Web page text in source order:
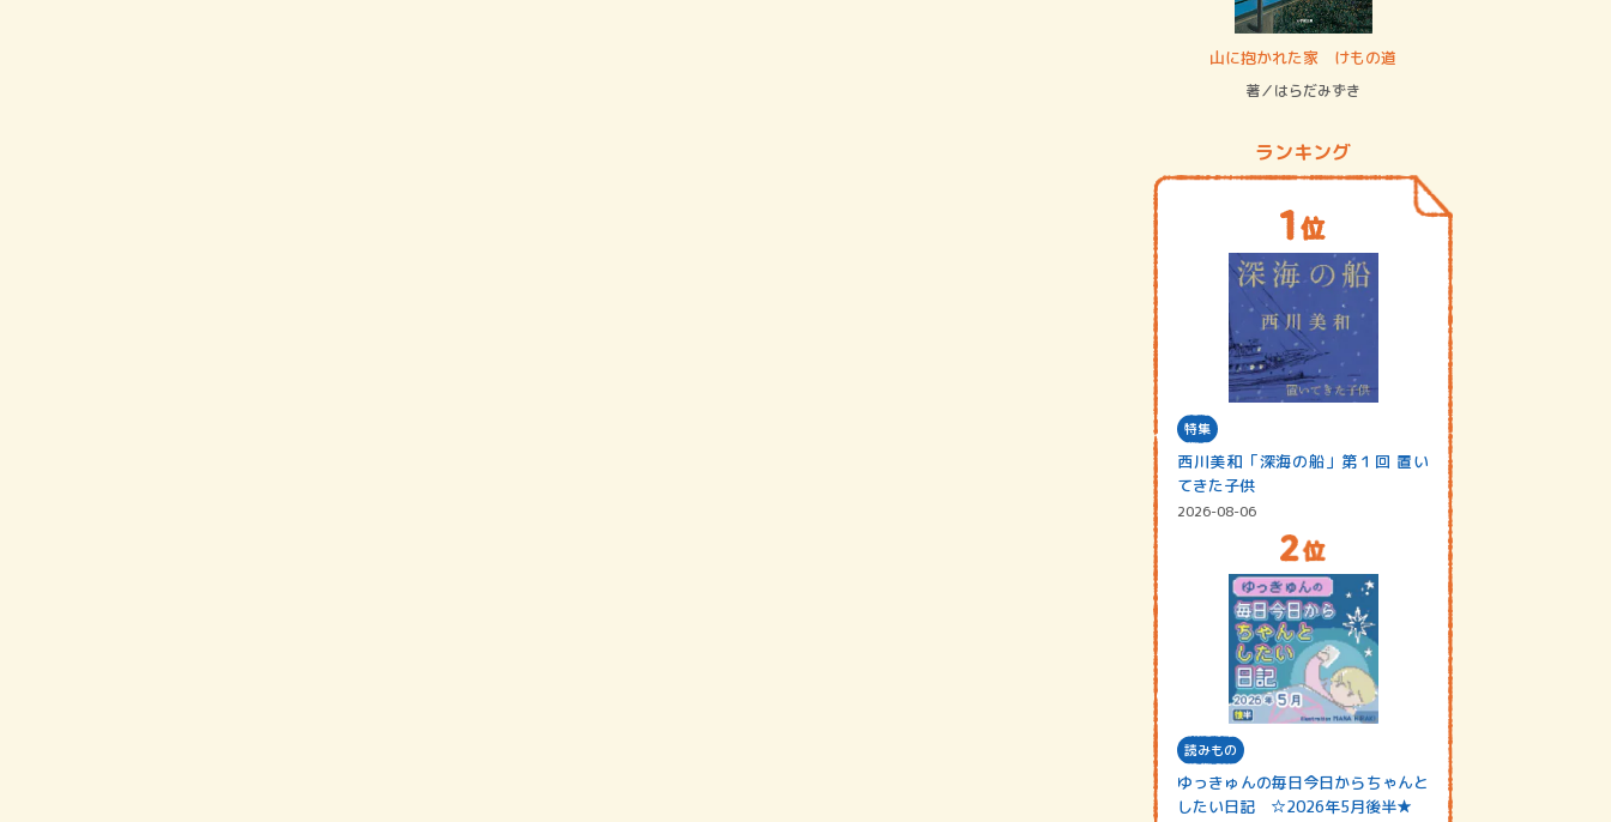
山に抱かれた家 けもの道
著／はらだみずき
ランキング
特集
西川美和「深海の船」第１回 置い
てきた子供
2026-08-06
読みもの
ゆっきゅんの毎日今日からちゃんと
したい日記 ☆2026年5月後半★